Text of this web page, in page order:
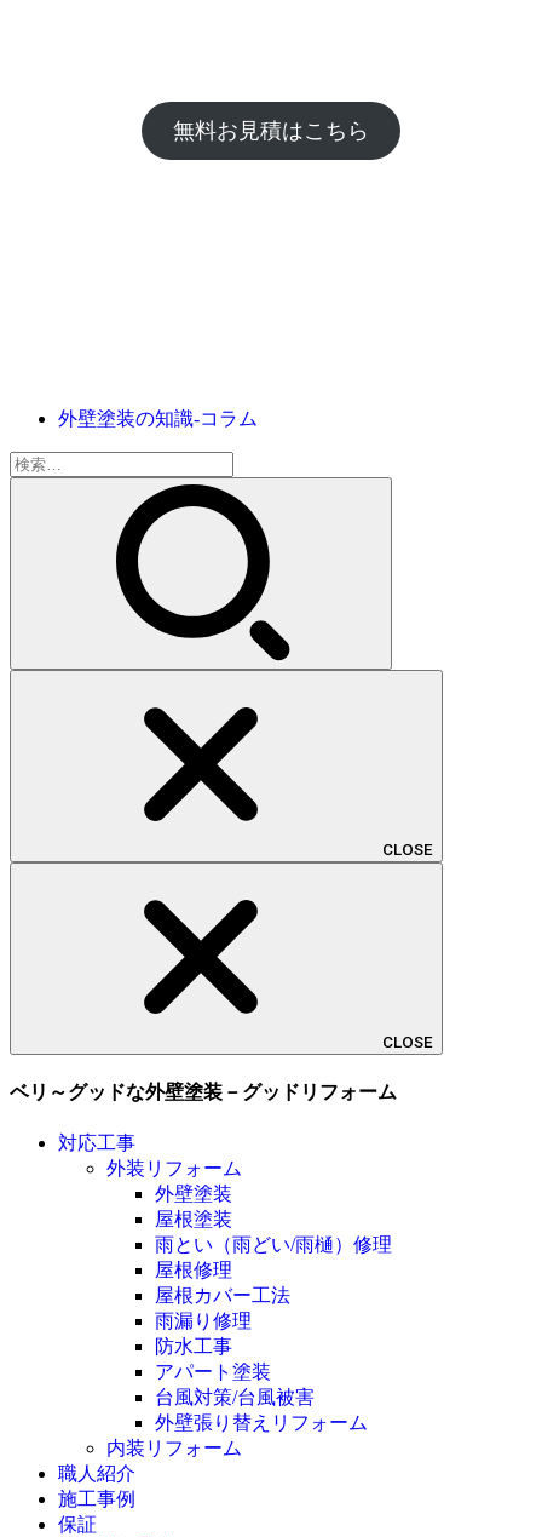
無料お見積はこちら
外壁塗装の知識‐コラム
検
索:
CLOSE
CLOSE
ベリ～グッドな外壁塗装－グッドリフォーム
対応工事
外装リフォーム
外壁塗装
屋根塗装
雨とい（雨どい/雨樋）修理
屋根修理
屋根カバー工法
雨漏り修理
防水工事
アパート塗装
台風対策/台風被害
外壁張り替えリフォーム
内装リフォーム
職人紹介
施工事例
保証